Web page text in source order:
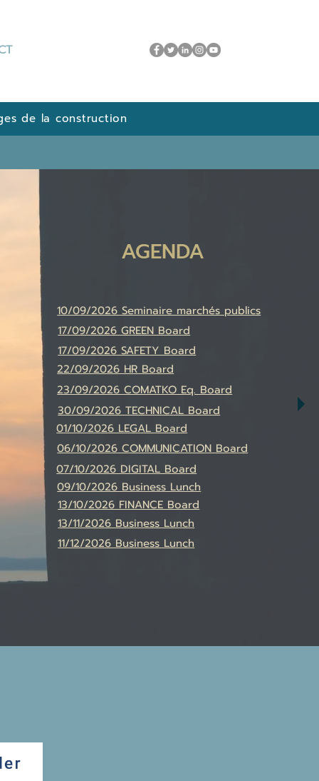
de la construction
AGENDA
17/09/2026 GREEN Board
17/09/2026 SAFETY Board
23/09/2026 COMATKO Eq. Board
30/09/2026 TECHNICAL Board
01/10/2026 LEGAL Board
22/09/2026 HR Board
13/10/2026 FINANCE Board
07/10/2026 DIGITAL Board
10/09/2026 Seminaire marchés publics
09/10/2026 Business Lunch
13/11/2026 Business Lunch
11/12/2026 Business Lunch
06/10/2026 COMMUNICATION Board